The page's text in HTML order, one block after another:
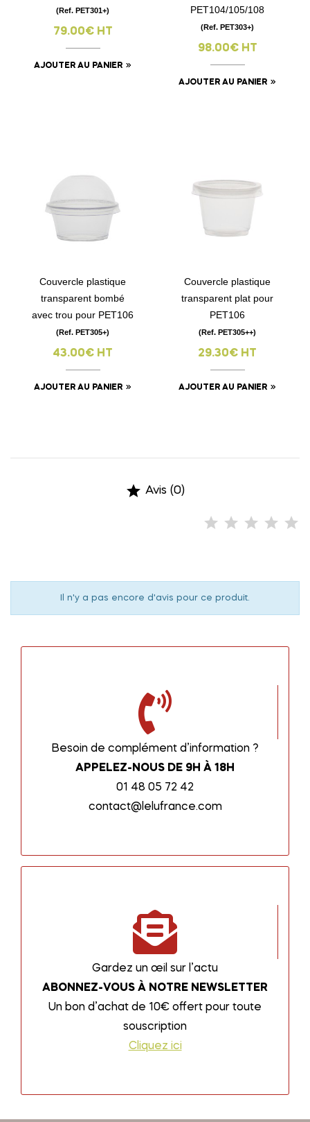
(Ref. PET301+)
79.00€ HT
AJOUTER AU PANIER
PET104/105/108
(Ref. PET303+)
98.00€ HT
AJOUTER AU PANIER
Couvercle plastique
transparent bombé
avec trou pour PET106
(Ref. PET305+)
43.00€ HT
AJOUTER AU PANIER
Couvercle plastique
transparent plat pour
PET106
(Ref. PET305++)
29.30€ HT
AJOUTER AU PANIER
 Avis (0)
Il n'y a pas encore d'avis pour ce produit.
Besoin de complément d’information ?
APPELEZ-NOUS DE 9H À 18H
01 48 05 72 42
contact@lelufrance.com
Gardez un œil sur l’actu
ABONNEZ-VOUS À NOTRE NEWSLETTER
Un bon d’achat de 10€ offert pour toute
souscription
Cliquez ici